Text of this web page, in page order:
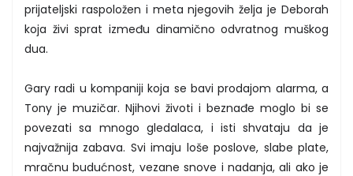
prijateljski raspoložen i meta njegovih želja je Deborah
koja živi sprat između dinamično odvratnog muškog
dua.
Gary radi u kompaniji koja se bavi prodajom alarma, a
Tony je muzičar. Njihovi životi i beznađe moglo bi se
povezati sa mnogo gledalaca, i isti shvataju da je
najvažnija zabava. Svi imaju loše poslove, slabe plate,
mračnu budućnost, vezane snove i nadanja, ali ako je